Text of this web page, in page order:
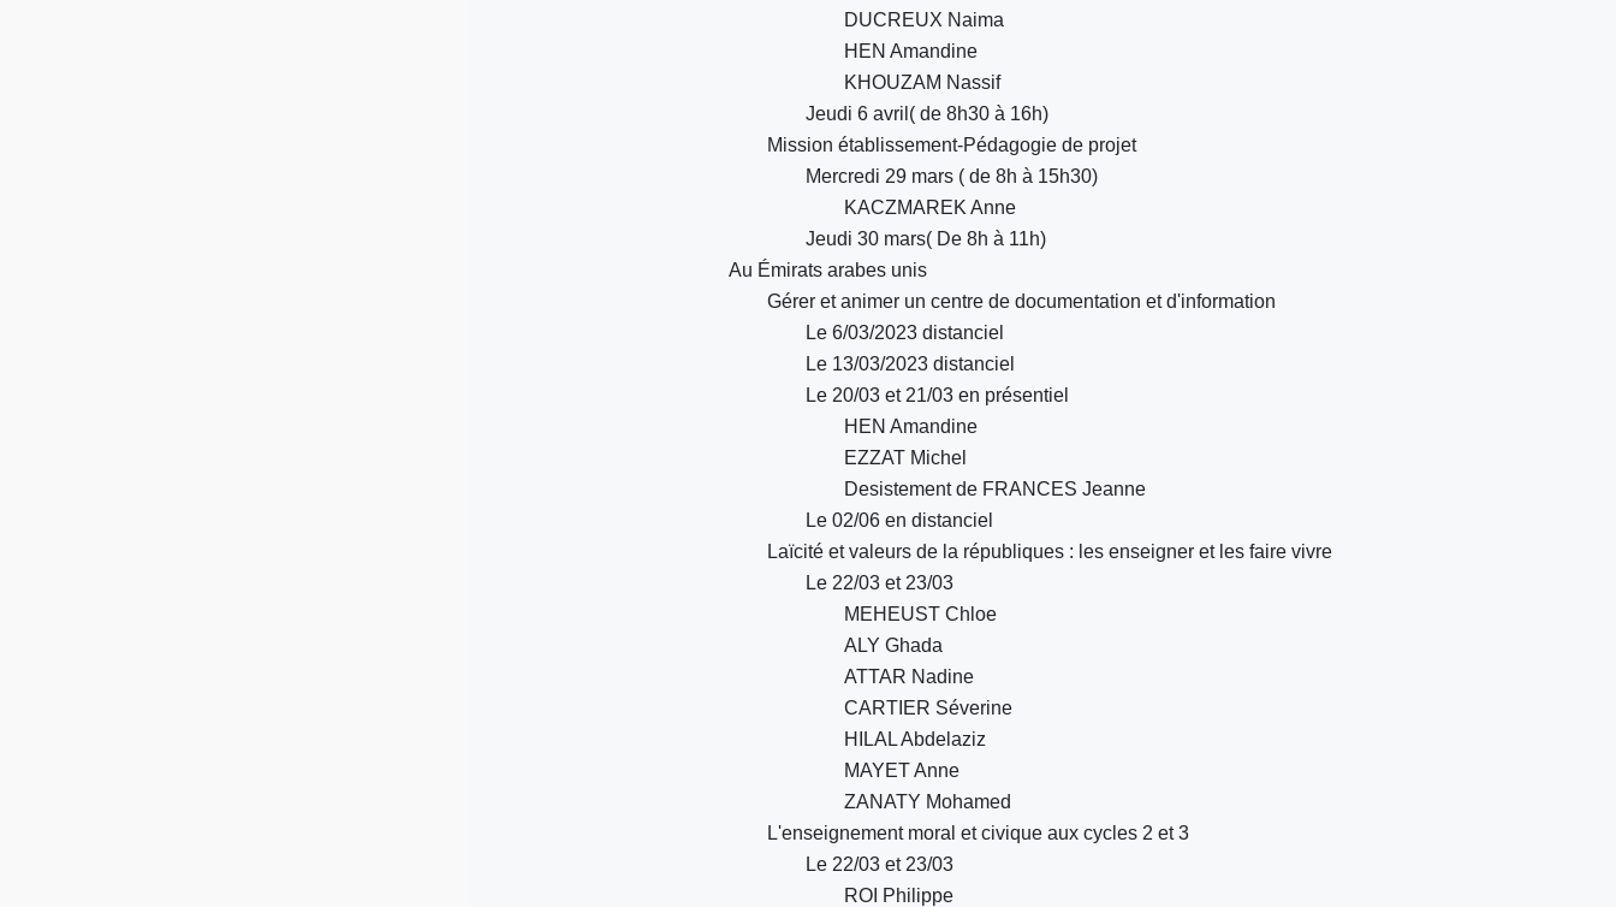
DUCREUX Naima
HEN Amandine
KHOUZAM Nassif
Jeudi 6 avril( de 8h30 à 16h)
Mission établissement-Pédagogie de projet
Mercredi 29 mars ( de 8h à 15h30)
KACZMAREK Anne
Jeudi 30 mars( De 8h à 11h)
Au Émirats arabes unis
Gérer et animer un centre de documentation et d'information
Le 6/03/2023 distanciel
Le 13/03/2023 distanciel
Le 20/03 et 21/03 en présentiel
HEN Amandine
EZZAT Michel
Desistement de FRANCES Jeanne
Le 02/06 en distanciel
Laïcité et valeurs de la républiques : les enseigner et les faire vivre
Le 22/03 et 23/03
MEHEUST Chloe
ALY Ghada
ATTAR Nadine
CARTIER Séverine
HILAL Abdelaziz
MAYET Anne
ZANATY Mohamed
L'enseignement moral et civique aux cycles 2 et 3
Le 22/03 et 23/03
ROI Philippe